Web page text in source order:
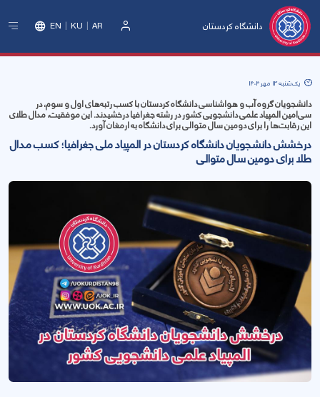
دانشگاه کردستان EN KU AR
یک‌شنبه 13 مهر 1404
دانشجویان گروه آب و هواشناسی دانشگاه کردستان با کسب رتبه‌های اول و سوم، در
سی‌امین المپیاد علمی دانشجویی کشور در رشته جغرافیا درخشیدند. این موفقیت، مدال طلای
این رقابت‌ها را برای دومین سال متوالی برای دانشگاه به ارمغان آورد.
درخشش دانشجویان دانشگاه کردستان در المپیاد ملی جغرافیا؛ کسب مدال
طلا برای دومین سال متوالی